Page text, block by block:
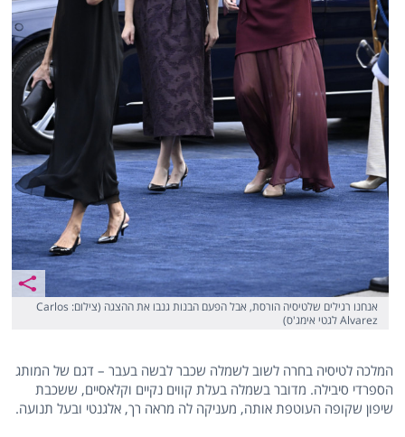
אנחנו רגילים שלטיסיה הורסת, אבל הפעם הבנות גנבו את ההצגה (צילום: Carlos
Alvarez לגטי אימג'ס)
המלכה לטיסיה בחרה לשוב לשמלה שכבר לבשה בעבר – דגם של המותג
הספרדי סיבילה. מדובר בשמלה בעלת קווים נקיים וקלאסיים, ששכבת
שיפון שקופה העוטפת אותה, מעניקה לה מראה רך, אלגנטי ובעל תנועה.